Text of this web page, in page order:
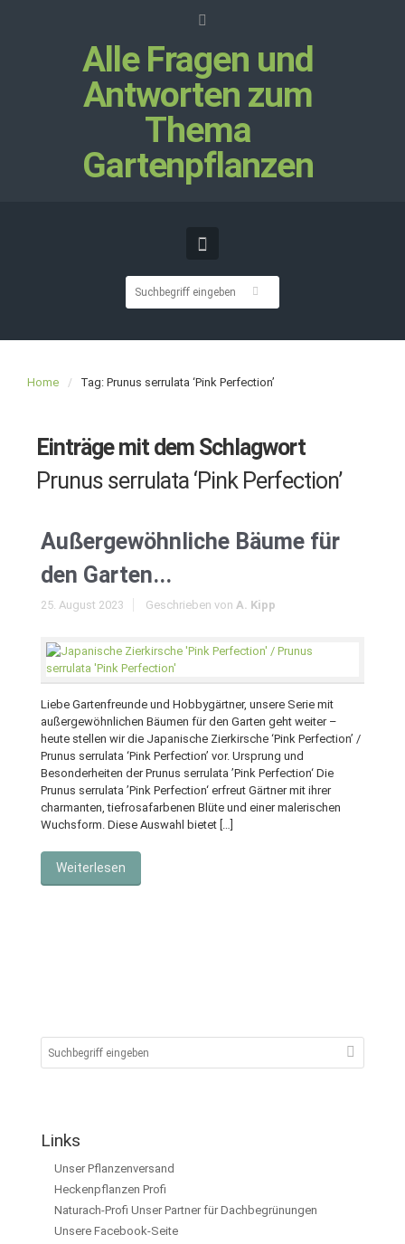
Alle Fragen und
Antworten zum
Thema
Gartenpflanzen
Home Tag: Prunus serrulata ‘Pink Perfection’
Einträge mit dem Schlagwort
Prunus serrulata ‘Pink Perfection’
Außergewöhnliche Bäume für
den Garten...
25. August 2023 Geschrieben von A. Kipp
Liebe Gartenfreunde und Hobbygärtner, unsere Serie mit
außergewöhnlichen Bäumen für den Garten geht weiter –
heute stellen wir die Japanische Zierkirsche ‘Pink Perfection’ /
Prunus serrulata ‘Pink Perfection’ vor. Ursprung und
Besonderheiten der Prunus serrulata ’Pink Perfection‘ Die
Prunus serrulata ’Pink Perfection‘ erfreut Gärtner mit ihrer
charmanten, tiefrosafarbenen Blüte und einer malerischen
Wuchsform. Diese Auswahl bietet […]
Weiterlesen
Links
Unser Pflanzenversand
Heckenpflanzen Profi
Naturach-Profi Unser Partner für Dachbegrünungen
Unsere Facebook-Seite